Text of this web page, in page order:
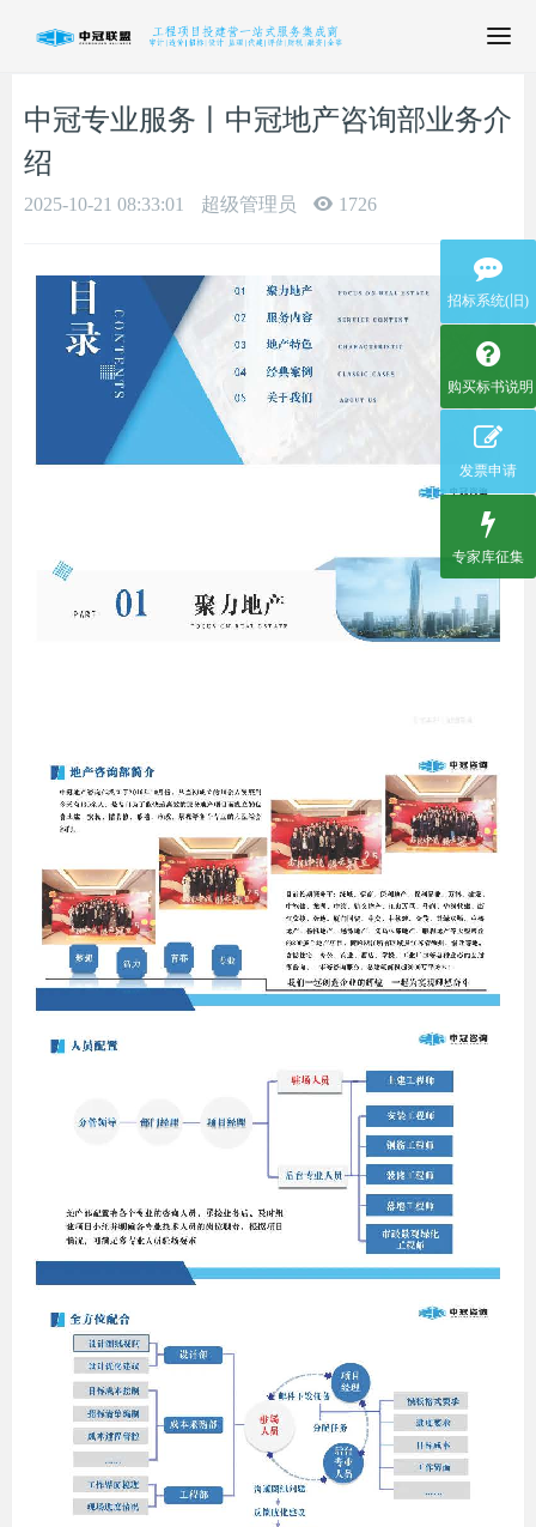
T
g
i
g
a
t
i
o
n
中冠专业服务丨中冠地产咨询部业务介
绍
2025-10-21 08:33:01 超级管理员 1726
招标系统(旧)
购买标书说明
发票申请
专家库征集